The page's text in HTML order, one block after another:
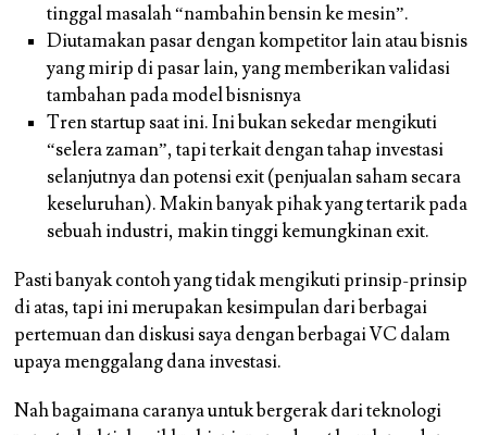
tinggal masalah “nambahin bensin ke mesin”.
Diutamakan pasar dengan kompetitor lain atau bisnis
yang mirip di pasar lain, yang memberikan validasi
tambahan pada model bisnisnya
Tren startup saat ini. Ini bukan sekedar mengikuti
“selera zaman”, tapi terkait dengan tahap investasi
selanjutnya dan potensi exit (penjualan saham secara
keseluruhan). Makin banyak pihak yang tertarik pada
sebuah industri, makin tinggi kemungkinan exit.
Pasti banyak contoh yang tidak mengikuti prinsip-prinsip
di atas, tapi ini merupakan kesimpulan dari berbagai
pertemuan dan diskusi saya dengan berbagai VC dalam
upaya menggalang dana investasi.
Nah bagaimana caranya untuk bergerak dari teknologi